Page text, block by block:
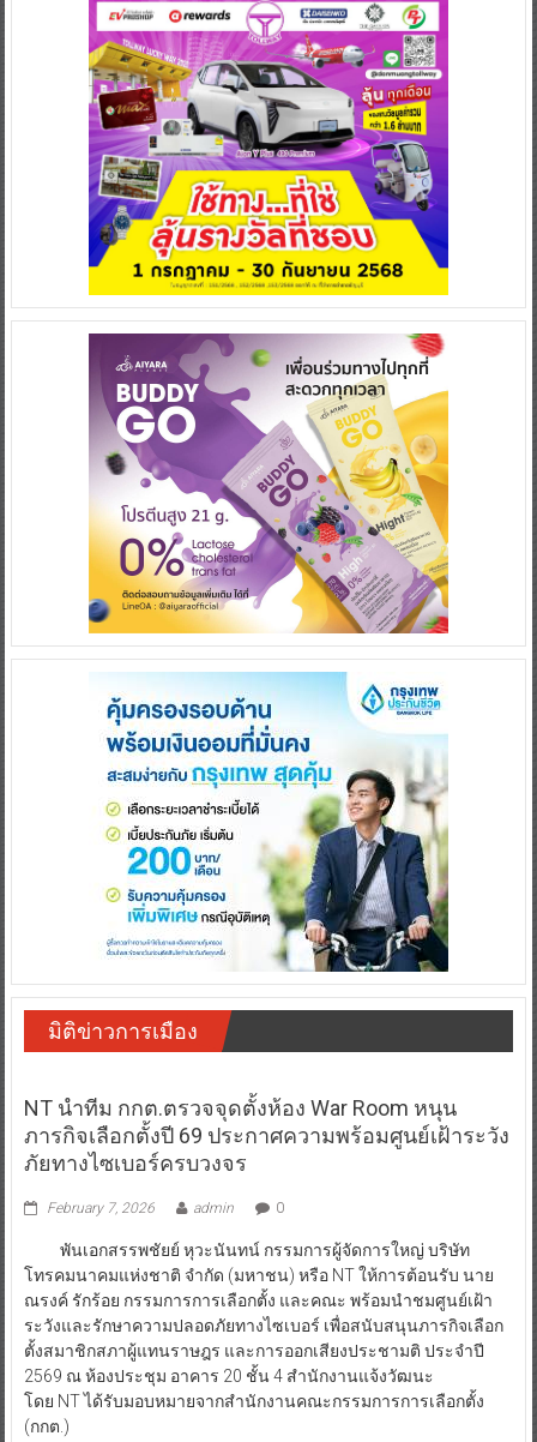
มิติข่าวการเมือง
NT นำทีม กกต.ตรวจจุดตั้งห้อง War Room หนุน
ภารกิจเลือกตั้งปี 69 ประกาศความพร้อมศูนย์เฝ้าระวัง
ภัยทางไซเบอร์ครบวงจร
February 7, 2026 admin 0
พันเอกสรรพชัยย์ หุวะนันทน์ กรรมการผู้จัดการใหญ่ บริษัท
โทรคมนาคมแห่งชาติ จำกัด (มหาชน) หรือ NT ให้การต้อนรับ นาย
ณรงค์ รักร้อย กรรมการการเลือกตั้ง และคณะ พร้อมนำชมศูนย์เฝ้า
ระวังและรักษาความปลอดภัยทางไซเบอร์ เพื่อสนับสนุนภารกิจเลือก
ตั้งสมาชิกสภาผู้แทนราษฎร และการออกเสียงประชามติ ประจำปี
2569 ณ ห้องประชุม อาคาร 20 ชั้น 4 สำนักงานแจ้งวัฒนะ
โดย NT ได้รับมอบหมายจากสำนักงานคณะกรรมการการเลือกตั้ง
(กกต.)